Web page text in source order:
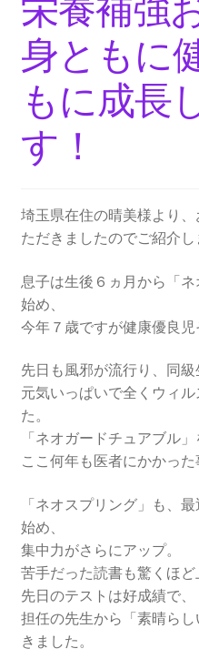
身ともに
もに成長
す！
埼玉県在住の晴美様より
ただきましたのでご紹介し
息子は生後６ヵ月から「
始め、
今年７歳ですが健康優良児
先日も風邪が流行り、同級
元気いっぱいで全くウィ
た。
「ネオガードチュアブル
ここ何年も医者にかかった
「ネオスプリング」も、
始め、
集中力がさらにアップ。
苦手だった読書も驚くほど
先日のテストは好成績で、
担任の先生から「素晴ら
きました。